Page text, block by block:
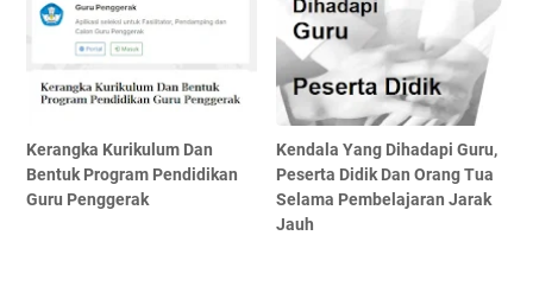
Kerangka Kurikulum Dan
Bentuk Program Pendidikan
Guru Penggerak
Kendala Yang Dihadapi Guru,
Peserta Didik Dan Orang Tua
Selama Pembelajaran Jarak
Jauh